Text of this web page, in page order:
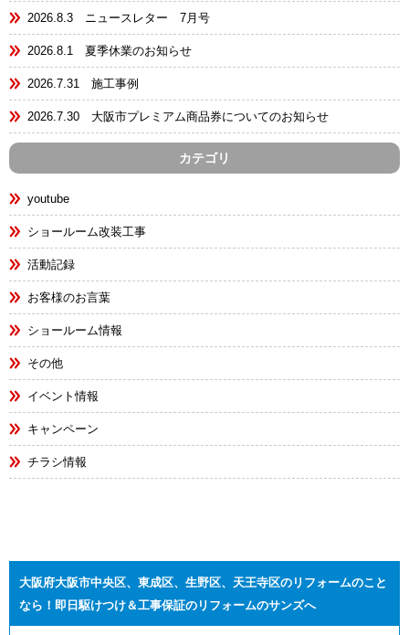
2026.8.3 ニュースレター 7月号
2026.8.1 夏季休業のお知らせ
2026.7.31 施工事例
2026.7.30 大阪市プレミアム商品券についてのお知らせ
カテゴリ
youtube
ショールーム改装工事
活動記録
お客様のお言葉
ショールーム情報
その他
イベント情報
キャンペーン
チラシ情報
大阪府大阪市中央区、東成区、生野区、天王寺区のリフォームのこと
なら！即日駆けつけ＆工事保証のリフォームのサンズへ